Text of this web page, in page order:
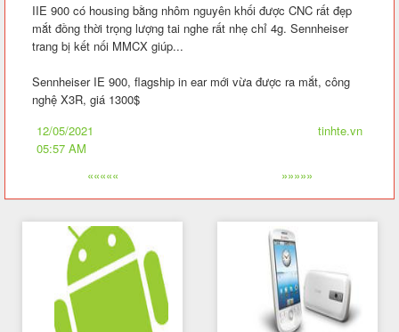
IIE 900 có housing bằng nhôm nguyên khối được CNC rất đẹp
mắt đồng thời trọng lượng tai nghe rất nhẹ chỉ 4g. Sennheiser
trang bị kết nối MMCX giúp...
Sennheiser IE 900, flagship in ear mới vừa được ra mắt, công
nghệ X3R, giá 1300$
12/05/2021
05:57 AM
tinhte.vn
««««« »»»»»